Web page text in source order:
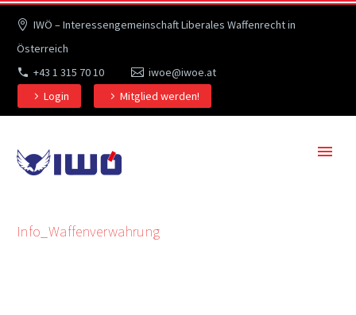
IWÖ – Interessengemeinschaft Liberales Waffenrecht in
Österreich
+43 1 315 70 10
iwoe@iwoe.at
Login
Mitglied werden!
Info_Waffenverwahrung